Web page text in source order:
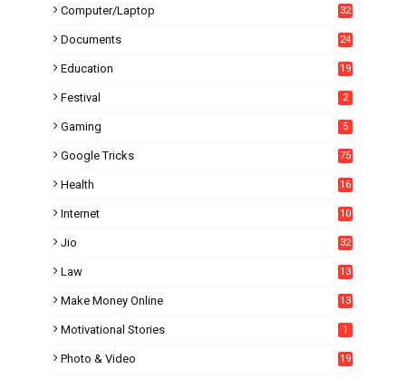
Computer/Laptop 32
Documents 24
Education
19
Festival 2
Gaming 5
Google Tricks 75
Health 16
Internet
10
Jio 32
Law 13
Make Money Online 13
Motivational Stories 1
Photo & Video 19